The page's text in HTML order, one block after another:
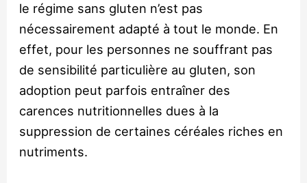
le régime sans gluten n’est pas
nécessairement adapté à tout le monde. En
effet, pour les personnes ne souffrant pas
de sensibilité particulière au gluten, son
adoption peut parfois entraîner des
carences nutritionnelles dues à la
suppression de certaines céréales riches en
nutriments.